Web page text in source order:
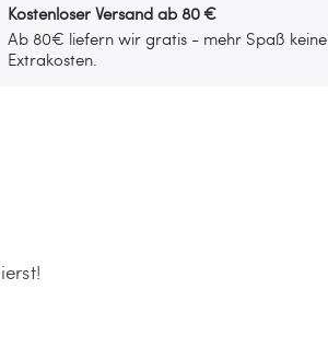
Kostenloser Versand ab 80 €
Ab 80€ liefern wir gratis - mehr Spaß keine
Extrakosten.